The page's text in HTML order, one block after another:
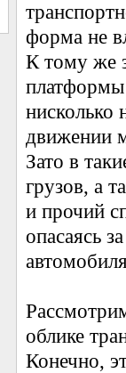
форма не
К тому же
нисколько
движении
Зато в
грузов, а
и прочий
опасаясь
облике
Конечно,